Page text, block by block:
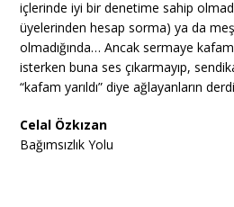
içlerinde iyi bir denetime sahip
üyelerinden hesap sorma) ya da
olmadığında… Ancak sermaye
isterken buna ses çıkarmayıp,
“kafam yarıldı” diye ağlayanların
Celal Özkızan
Bağımsızlık Yolu